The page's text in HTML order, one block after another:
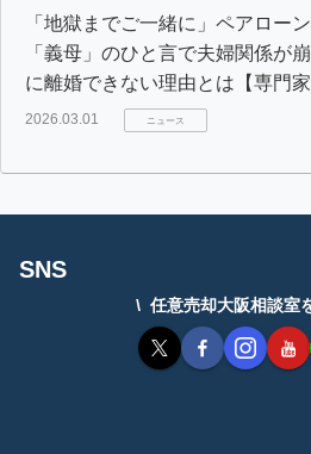
「地獄までご一緒に」ペアロー
「義母」のひと言で夫婦関係が
に離婚できない理由とは【専門家
2026.03.01 ニュース
SNS
任意売却大阪相談室